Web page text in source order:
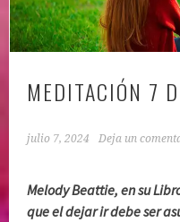
MEDITACIÓN 7
julio 7, 2024 Deja un
Melody Beattie, en su
que el dejar ir debe ser